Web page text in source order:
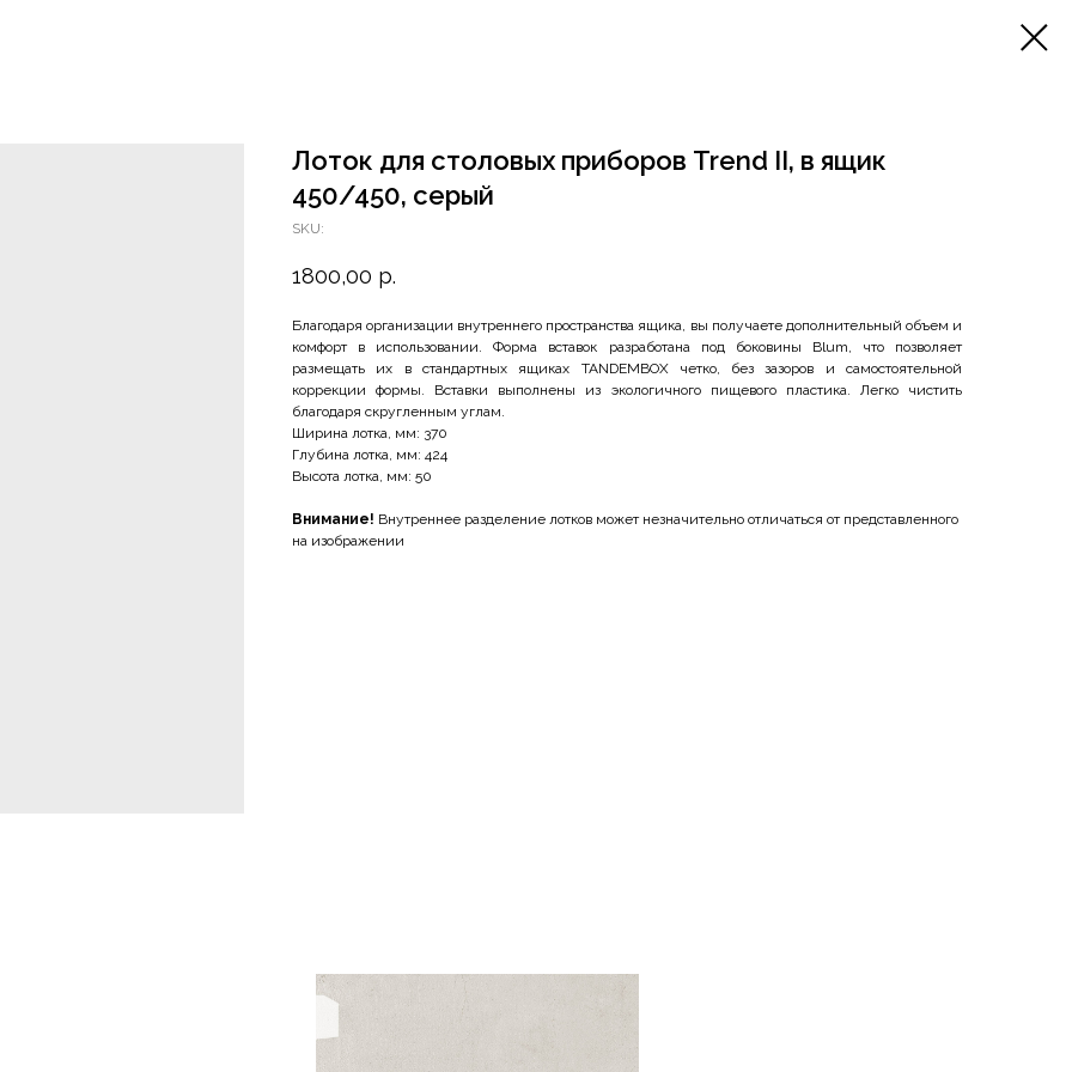
Лоток для столовых приборов Trend II, в ящик
450/450, серый
SKU:
1800,00 р.
Благодаря организации внутреннего пространства ящика, вы получаете дополнительный объем и
комфорт в использовании. Форма вставок разработана под боковины Blum, что позволяет
размещать их в стандартных ящиках TANDEMBOX четко, без зазоров и самостоятельной
коррекции формы. Вставки выполнены из экологичного пищевого пластика. Легко чистить
благодаря скругленным углам.
Ширина лотка, мм: 370
Глубина лотка, мм: 424
Высота лотка, мм: 50
Внимание! Внутреннее разделение лотков может незначительно отличаться от представленного
на изображении